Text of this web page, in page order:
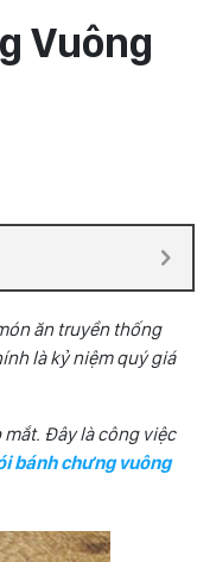
Vuông
ăn truyền thống
là kỷ niệm quý giá
Đây là công việc
bánh chưng vuông